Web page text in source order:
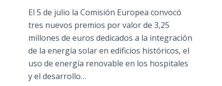
El 5 de julio la Comisión Europea convocó
tres nuevos premios por valor de 3,25
millones de euros dedicados a la integración
de la energía solar en edificios históricos, el
uso de energía renovable en los hospitales
y el desarrollo…